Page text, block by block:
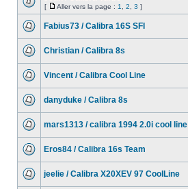
[ Aller vers la page : 1 2 3 ]
Fabius73 / Calibra 16S SFI
Christian / Calibra 8s
Vincent / Calibra Cool Line
danyduke / Calibra 8s
mars1313 / calibra 1994 2.0i cool line
Eros84 / Calibra 16s Team
jeelie / Calibra X20XEV 97 CoolLine